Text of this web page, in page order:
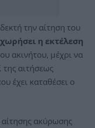
την αίτηση του
η εκτέλεση
ακινήτου, μέχρι να
αιτήσεως
έχει καταθέσει ο
αίτησης ακύρωσης